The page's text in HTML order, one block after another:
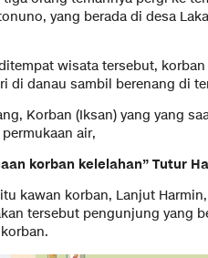
yang berada di desa
wisata tersebut,
di danau sambil berenang di
Korban (Iksan) yang yang
air,
korban kelelahan” Tutur
kawan korban, Lanjut
tersebut pengunjung yang